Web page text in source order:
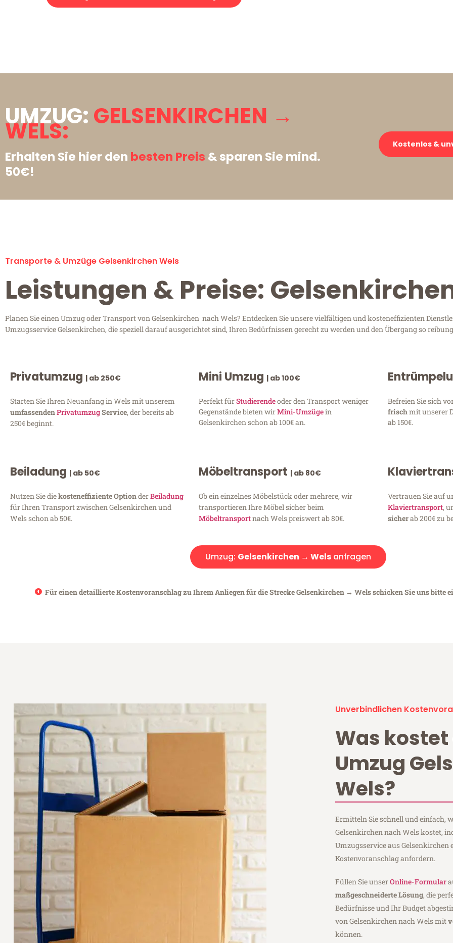
UMZUG: GELSENKIRCHEN →
WELS:
Erhalten Sie hier den besten Preis & sparen Sie mind.
50€!
Kostenlos &
Transporte & Umzüge Gelsenkirchen Wels
Leistungen & Preise:
Planen Sie einen Umzug oder Transport von Gelsenkirchen nach Wels? Entdecken Sie unsere vielfältigen und kosteneffizienten
Umzugsservice Gelsenkirchen, die speziell darauf ausgerichtet sind, Ihren Bedürfnissen gerecht zu werden und den Übergang so
Privatumzug | ab 250€
Starten Sie Ihren Neuanfang in Wels mit unserem
umfassendenPrivatumzugService, der bereits ab
250€ beginnt.
Mini Umzug | ab 100€
Perfekt fürStudierendeoder den Transport weniger
Gegenstände bieten wirMini-Umzügein
Gelsenkirchen schon ab 100€ an.
Befreien Sie sich
frischmit unserer
ab 150€.
Beiladung | ab 50€
Nutzen Sie diekosteneffiziente OptionderBeiladung
für Ihren Transport zwischen Gelsenkirchen und
Wels schon ab 50€.
Möbeltransport | ab 80€
Ob ein einzelnes Möbelstück oder mehrere, wir
transportieren Ihre Möbel sicher beim
Möbeltransportnach Wels preiswert ab 80€.
Vertrauen Sie auf
Klaviertransport,
sicherab 200€ zu
Umzug: Gelsenkirchen → Wels anfragen
Für einen detaillierte Kostenvoranschlag zu Ihrem Anliegen für die Strecke Gelsenkirchen → Wels schicken Sie uns bitte
Unverbindlichen
Was kostet
Umzug
Wels?
Ermitteln Sie schnell und einfach,
Gelsenkirchen nach Wels kostet,
Umzugsservice aus Gelsenkirchen
Kostenvoranschlag anfordern.
Füllen Sie unserOnline-Formular
maßgeschneiderte Lösung, die
Bedürfnisse und Ihr Budget
von Gelsenkirchen nach Wels mit
können.